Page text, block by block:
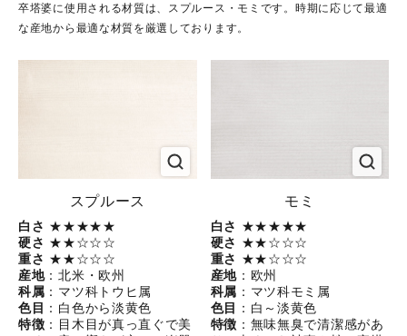
卒塔婆に使用される材質は、スプルース・モミです。時期に応じて最適
な産地から最適な材質を厳選しております。
スプルース
白さ ★★★★★
硬さ ★★☆☆☆
重さ ★★☆☆☆
産地：北米・欧州
科属 ：マツ科トウヒ属
色目 ：白色から淡黄色
特徴 ：目木目が真っ直ぐで美
モミ
白さ ★★★★★
硬さ ★★☆☆☆
重さ ★★☆☆☆
産地：欧州
科属 ：マツ科モミ属
色目
：白～淡黄色
特徴 ：無味無臭で清潔感があ